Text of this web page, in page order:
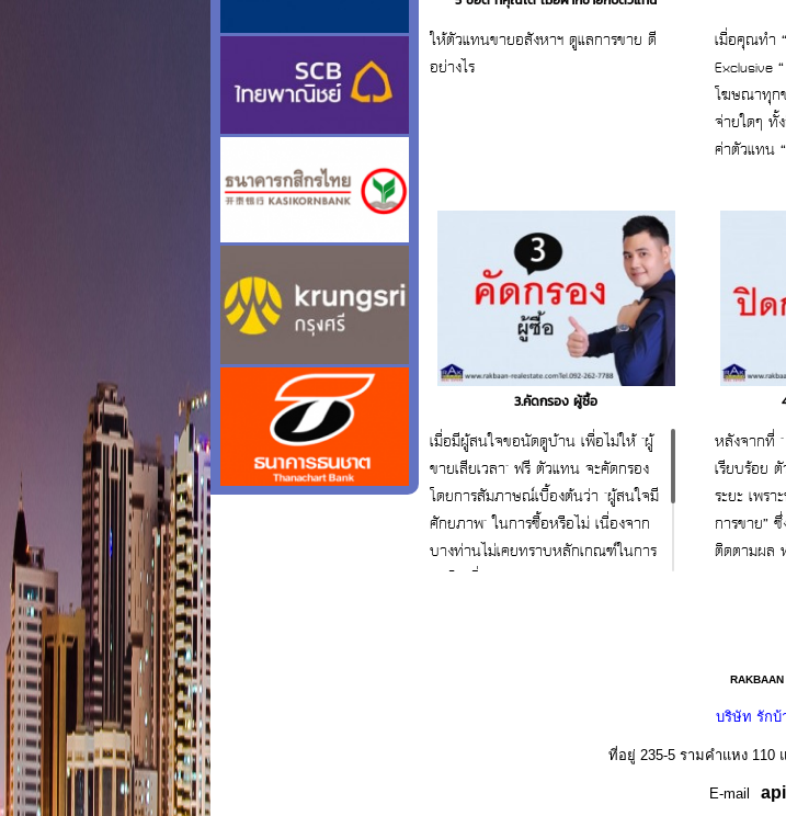
ให้ตัวแทนขายอสังหาฯ ดูแลการขาย ดี
อย่างไร
เมื่อคุณทำ
Exclusive
โฆษณาทุก
จ่ายใดๆ ทั้
ค่าตัวแทน
สนใจสอบ
ฟรี 092-
3.คัดกรอง ผู้ซื้อ
เมื่อมีผู้สนใจขอนัดดูบ้าน เพื่อไม่ให้ "ผู้
ขายเสียเวลา" ฟรี ตัวแทน จะคัดกรอง
โดยการสัมภาษณ์เบื้องต้นว่า "ผู้สนใจมี
ศักยภาพ" ในการซื้อหรือไม่ เนื่องจาก
บางท่านไม่เคยทราบหลักเกณฑ์ในการ
ขอสินเชื่อเลย
หลังจากที่
เรียบร้อย
ระยะ เพร
การขาย”
ติดตามผล
สนใจสอ
ฟรี 092-
RAKBAAN
บริษัท รักบ้
ที่อยู่ 235-5 รามคำแหง 110
E-mail